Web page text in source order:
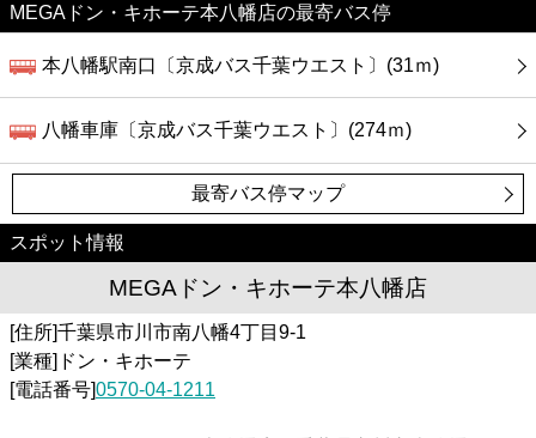
MEGAドン・キホーテ本八幡店の最寄バス停
本八幡駅南口〔京成バス千葉ウエスト〕(31ｍ)
八幡車庫〔京成バス千葉ウエスト〕(274ｍ)
最寄バス停マップ
スポット情報
MEGAドン・キホーテ本八幡店
[住所]千葉県市川市南八幡4丁目9-1
[業種]ドン・キホーテ
[電話番号]0570-04-1211